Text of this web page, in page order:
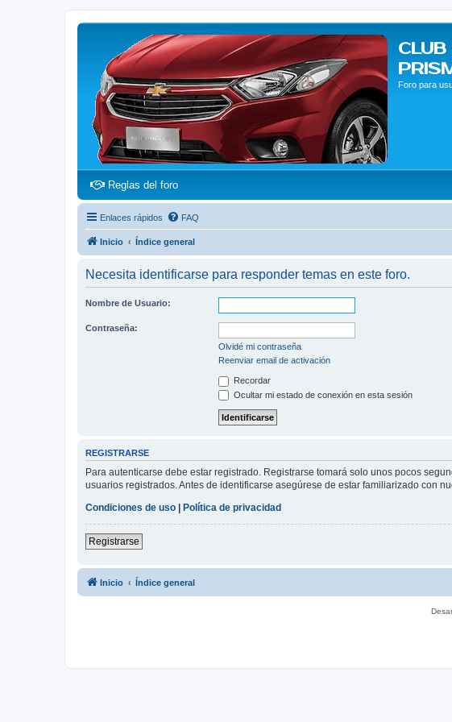
CLUB
Foro para
Reglas del foro(Opens a new tab)
Enlaces rápidos FAQ
Inicio Índice general
Necesita identificarse para responder temas en este foro.
Nombre de Usuario:
Contraseña:
Olvidé mi contraseña
Reenviar email de activación
Recordar
Ocultar mi estado de conexión en esta sesión
REGISTRARSE
Para autenticarse debe estar registrado. Registrarse tomará solo unos pocos
usuarios registrados. Antes de identificarse asegúrese de estar familiarizado con
Condiciones de uso | Política de privacidad
Registrarse
Inicio Índice general